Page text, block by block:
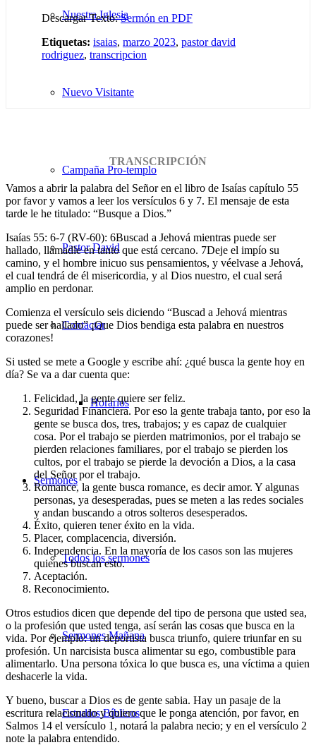
Nuestra Iglesia
Nuevo Visitante
Campaña Pro-templo
Pastor David
Contactar
Horarios
Sermones
Todos los sermones
Sermones Mañana
Estudios Bíblicos
Descargar Texto:Sermón en PDF
Etiquetas: isaias, marzo 2023, pastor david
rodriguez, transcripcion
TRANSCRIPCIÓN
Vamos a abrir la palabra del Señor en el libro de Isaías capítulo 55
por favor y vamos a leer los versículos 6 y 7. El mensaje de esta
tarde le he titulado: “Busque a Dios.”
Isaías 55: 6-7 (RV-60): 6Buscad a Jehová mientras puede ser
hallado, llamadle en tanto que está cercano. 7Deje el impío su
camino, y el hombre inicuo sus pensamientos, y véelvase a Jehová,
el cual tendrá de él misericordia, y al Dios nuestro, el cual será
amplio en perdonar.
Comienza el versículo seis diciendo “Buscad a Jehová mientras
puede ser hallado” ¡Que Dios bendiga esta palabra en nuestros
corazones!
Si usted se mete a Google y escribe ahí: ¿qué busca la gente hoy en
día? Se va a dar cuenta que:
Felicidad, la gente quiere ser feliz.
Seguridad Financiera. Por eso la gente trabaja tanto, por eso la
gente se busca dos, tres, trabajos; y es capaz de cualquier
cosa. Por el trabajo se pierden matrimonios, por el trabajo se
pierden relaciones familiares, por el trabajo se pierden los
cultos, por el trabajo se pierde la devoción a Dios, a la casa
del Señor por el trabajo.
Romance, la gente busca romance, es decir amor. Y algunas
personas, ya desesperadas, pues se meten a las redes sociales
y andan buscando a otros solteros desesperados.
Éxito, quieren tener éxito en la vida.
Placer, complacencia, diversión.
Independencia. En la mayoría de los casos son las mujeres
quienes buscan esto.
Aceptación.
Reconocimiento.
Otros estudios dicen que depende del tipo de persona que usted sea,
o la profesión que usted tenga, así serán las cosas que busca en la
vida. Por ejemplo: un deportista busca triunfo, quiere triunfar en su
profesión. Un narcisista busca alimentar su ego, combustible para
alimentarlo. Una persona tóxica lo que busca es, una víctima a quien
deshacerle la vida.
Y bueno, buscar a Dios es de gente sabia. Hay un pasaje de la
escritura relacionado y quiero que le ponga atención, por favor, en
Salmos 14 el versículo 1, notará la palabra necio; y en el versículo 2
note la palabra entendido.